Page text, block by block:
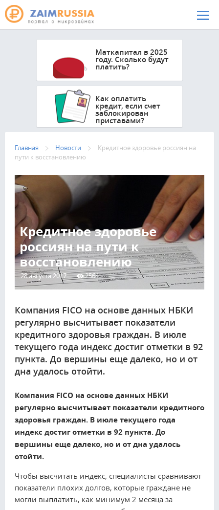
Перейти к основному содержанию
Маткапитал в 2025
году. Сколько будут
платить?
Как оплатить
кредит, если счет
заблокирован
приставами?
Главная Новости
Кредитное здоровье россиян на
пути к восстановлению
Кредитное здоровье
россиян на пути к
восстановлению
28 августа 2017 2564
Компания FICO на основе данных НБКИ
регулярно высчитывает показатели
кредитного здоровья граждан. В июле
текущего года индекс достиг отметки в 92
пункта. До вершины еще далеко, но и от
дна удалось отойти.
Компания FICO на основе данных НБКИ
регулярно высчитывает показатели кредитного
здоровья граждан. В июле текущего года
индекс достиг отметки в 92 пункта. До
вершины еще далеко, но и от дна удалось
отойти.
Чтобы высчитать индекс, специалисты сравнивают
показатели плохих долгов, которые граждане не
могли выплатить, как минимум 2 месяца за